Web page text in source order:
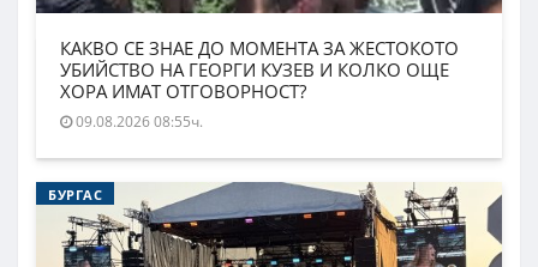
КАКВО СЕ ЗНАЕ ДО МОМЕНТА ЗА ЖЕСТОКОТО
УБИЙСТВО НА ГЕОРГИ КУЗЕВ И КОЛКО ОЩЕ
ХОРА ИМАТ ОТГОВОРНОСТ?
09.08.2026 08:55ч.
БУРГАС